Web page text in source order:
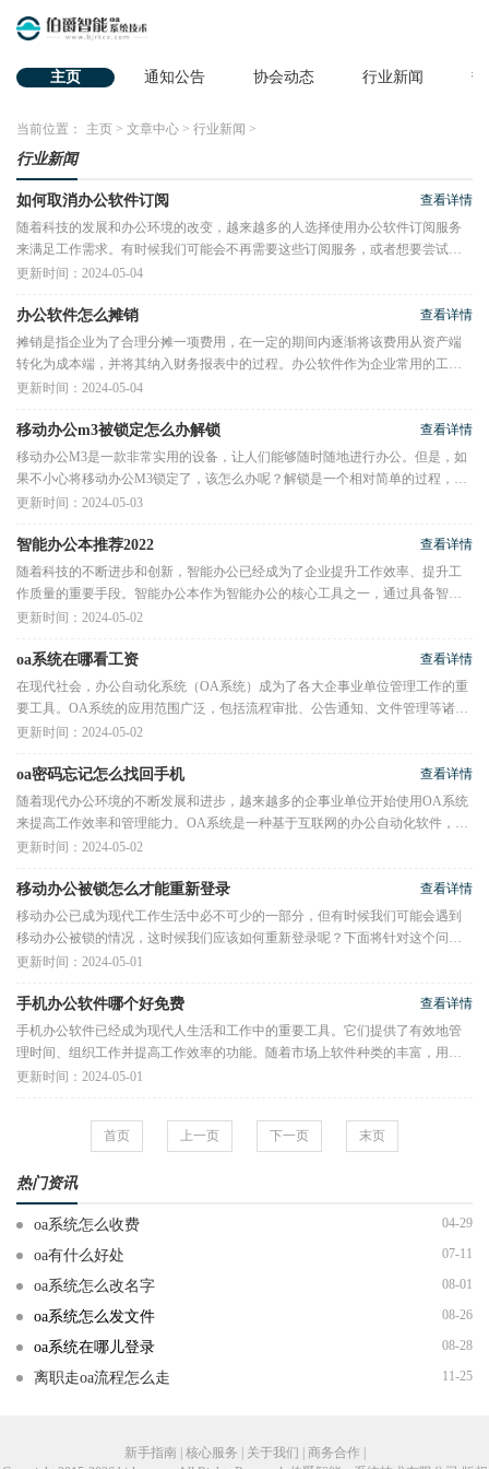
主页 通知公告 协会动态 行业新闻
当前位置： 主页 > 文章中心 > 行业新闻 >
行业新闻
如何取消办公软件订阅
查看详情
随着科技的发展和办公环境的改变，越来越多的人选择使用办公软件订阅服务
来满足工作需求。有时候我们可能会不再需要这些订阅服务，或者想要尝试其
他的软件。在这种情况下，了
更新时间：2024-05-04
办公软件怎么摊销
查看详情
摊销是指企业为了合理分摊一项费用，在一定的期间内逐渐将该费用从资产端
转化为成本端，并将其纳入财务报表中的过程。办公软件作为企业常用的工
具，是办公生产中不可或缺的一
更新时间：2024-05-04
移动办公m3被锁定怎么办解锁
查看详情
移动办公M3是一款非常实用的设备，让人们能够随时随地进行办公。但是，如
果不小心将移动办公M3锁定了，该怎么办呢？解锁是一个相对简单的过程，下
面将详细介绍解锁方法。当您发
更新时间：2024-05-03
智能办公本推荐2022
查看详情
随着科技的不断进步和创新，智能办公已经成为了企业提升工作效率、提升工
作质量的重要手段。智能办公本作为智能办公的核心工具之一，通过具备智能
化、高效性和便捷性的特点，
更新时间：2024-05-02
oa系统在哪看工资
查看详情
在现代社会，办公自动化系统（OA系统）成为了各大企事业单位管理工作的重
要工具。OA系统的应用范围广泛，包括流程审批、公告通知、文件管理等诸多
功能。对于职工来说，其中最为
更新时间：2024-05-02
oa密码忘记怎么找回手机
查看详情
随着现代办公环境的不断发展和进步，越来越多的企事业单位开始使用OA系统
来提高工作效率和管理能力。OA系统是一种基于互联网的办公自动化软件，通
过它，员工可以实现在线协同办
更新时间：2024-05-02
移动办公被锁怎么才能重新登录
查看详情
移动办公已成为现代工作生活中必不可少的一部分，但有时候我们可能会遇到
移动办公被锁的情况，这时候我们应该如何重新登录呢？下面将针对这个问题
提供一些建议。我们需要确定
更新时间：2024-05-01
手机办公软件哪个好免费
查看详情
手机办公软件已经成为现代人生活和工作中的重要工具。它们提供了有效地管
理时间、组织工作并提高工作效率的功能。随着市场上软件种类的丰富，用户
很难确定哪个免费的手机办公
更新时间：2024-05-01
首页 上一页 下一页 末页
热门资讯
oa系统怎么收费 04-29
oa有什么好处 07-11
oa系统怎么改名字 08-01
oa系统怎么发文件 08-26
oa系统在哪儿登录 08-28
离职走oa流程怎么走 11-25
新手指南 | 核心服务 | 关于我们 | 商务合作 |